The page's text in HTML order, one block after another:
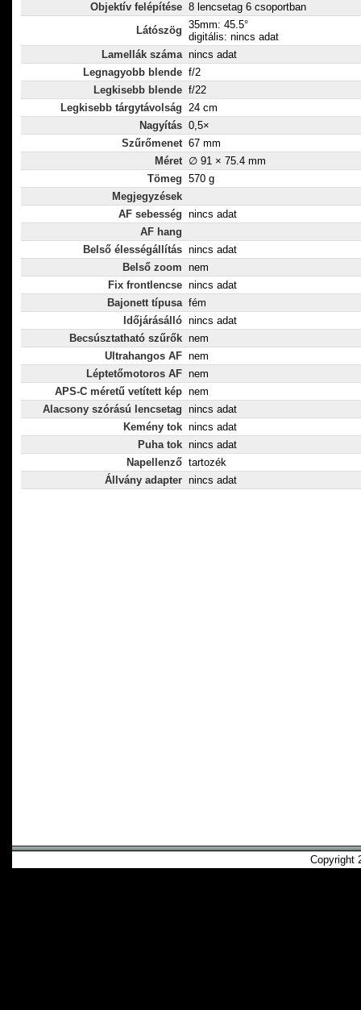
Objektív felépítése 8 lencsetag 6 csoportban
Látószög 35mm: 45.5°
digitális: nincs adat
Lamellák száma nincs adat
Legnagyobb blende f/2
Legkisebb blende f/22
Legkisebb tárgytávolság 24 cm
Nagyítás 0,5×
Szűrőmenet 67 mm
Méret ∅ 91 × 75.4 mm
Tömeg 570 g
Megjegyzések
AF sebesség nincs adat
AF hang
Belső élességállítás nincs adat
Belső zoom nem
Fix frontlencse nincs adat
Bajonett típusa fém
Időjárásálló nincs adat
Becsúsztatható szűrők nem
Ultrahangos AF nem
Léptetőmotoros AF nem
APS-C méretű vetített kép nem
Alacsony szórású lencsetag nincs adat
Kemény tok nincs adat
Puha tok nincs adat
Napellenző tartozék
Állvány adapter nincs adat
Copyright